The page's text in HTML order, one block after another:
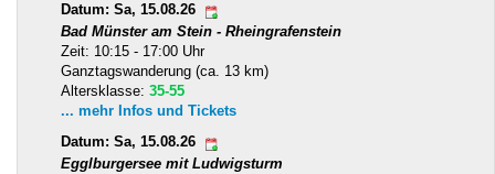
Datum: Sa, 15.08.26
Bad Münster am Stein - Rheingrafenstein
Zeit: 10:15 - 17:00 Uhr
Ganztagswanderung (ca. 13 km)
Altersklasse: 35-55
... mehr Infos und Tickets
Datum: Sa, 15.08.26
Egglburgersee mit Ludwigsturm